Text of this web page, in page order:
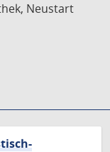
Neustart